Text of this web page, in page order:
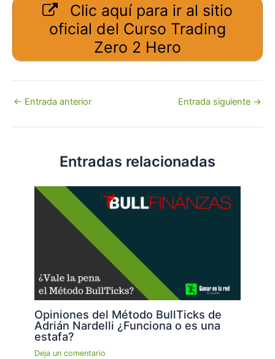
Clic aquí para ir al sitio
oficial del Curso Trading
Zero 2 Hero
Navegación
entradas
← Entrada anterior Entrada siguiente →
Entradas relacionadas
Opiniones del Método BullTicks de
Adrián Nardelli ¿Funciona o es una
estafa?
Deja un comentario